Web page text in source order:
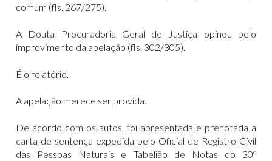
comum (fls. 267/275).
A Douta Procuradoria Geral de Justiça opinou pelo
improvimento da apelação (fls. 302/305).
É o relatório.
A apelação merece ser provida.
De acordo com os autos, foi apresentada e prenotada a
carta de sentença expedida pelo Oficial de Registro Civil
das Pessoas Naturais e Tabelião de Notas do 30º